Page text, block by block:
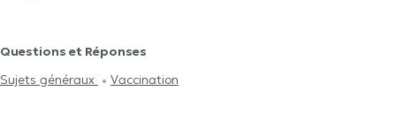
Questions et Réponses
Sujets généraux
Vaccination